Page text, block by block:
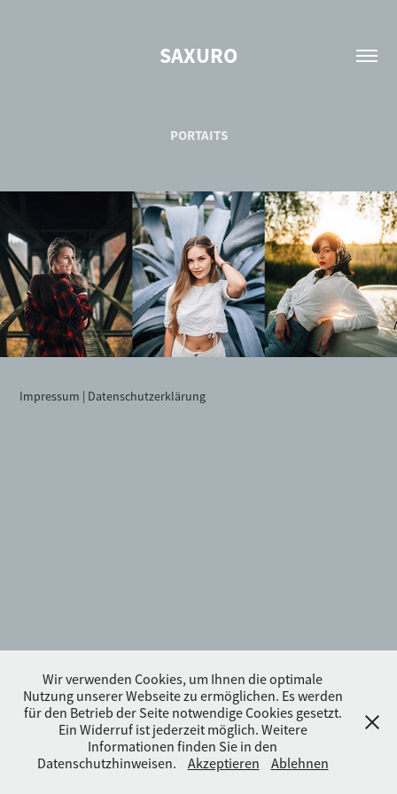
SAXURO
PORTAITS
Impressum | Datenschutzerklärung
Wir verwenden Cookies, um Ihnen die optimale
Nutzung unserer Webseite zu ermöglichen. Es werden
für den Betrieb der Seite notwendige Cookies gesetzt.
Ein Widerruf ist jederzeit möglich. Weitere
Informationen finden Sie in den
Datenschutzhinweisen.
Akzeptieren Ablehnen